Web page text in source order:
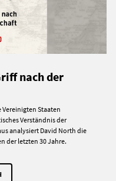
nach der
Vereinigten Staaten
Verständnis der
analysiert David North die
der letzten 30 Jahre.